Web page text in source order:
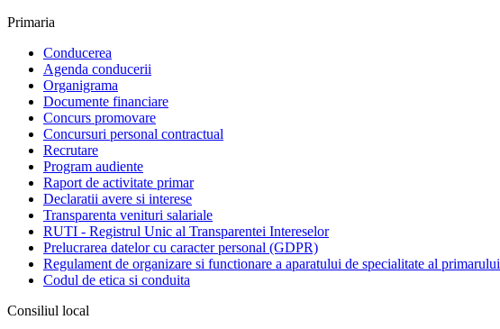
Primaria
Conducerea
Agenda conducerii
Organigrama
Documente financiare
Concurs promovare
Concursuri personal contractual
Recrutare
Program audiente
Raport de activitate primar
Declaratii avere si interese
Transparenta venituri salariale
RUTI - Registrul Unic al Transparentei Intereselor
Prelucrarea datelor cu caracter personal (GDPR)
Regulament de organizare si functionare a aparatului de specialitate al primarului
Codul de etica si conduita
Consiliul local